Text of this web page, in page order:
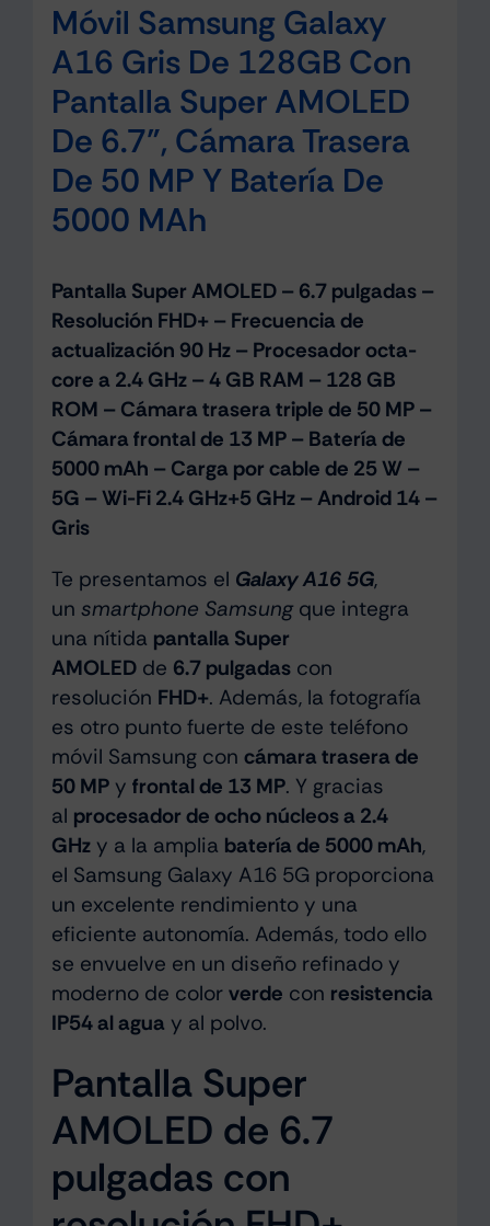
Móvil Samsung Galaxy
A16 Gris De 128GB Con
Pantalla Super AMOLED
De 6.7”, Cámara Trasera
De 50 MP Y Batería De
5000 MAh
Pantalla Super AMOLED – 6.7 pulgadas –
Resolución FHD+ – Frecuencia de
actualización 90 Hz – Procesador octa-
core a 2.4 GHz – 4 GB RAM – 128 GB
ROM – Cámara trasera triple de 50 MP –
Cámara frontal de 13 MP – Batería de
5000 mAh – Carga por cable de 25 W –
5G – Wi-Fi 2.4 GHz+5 GHz – Android 14 –
Gris
Te presentamos el Galaxy A16 5G,
un smartphone Samsungque integra
una nítida pantalla Super
AMOLEDde 6.7 pulgadascon
resolución FHD+. Además, la fotografía
es otro punto fuerte de este teléfono
móvil Samsung con cámara trasera de
50 MPy frontal de 13 MP. Y gracias
al procesador de ocho núcleos a 2.4
GHzy a la amplia batería de 5000 mAh,
el Samsung Galaxy A16 5G proporciona
un excelente rendimiento y una
eficiente autonomía. Además, todo ello
se envuelve en un diseño refinado y
moderno de color verde con resistencia
IP54 al agua y al polvo.
Pantalla Super
AMOLED de 6.7
pulgadas con